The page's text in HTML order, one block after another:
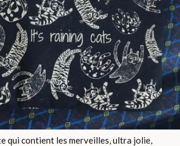
qui contient les merveilles, ultra jolie,